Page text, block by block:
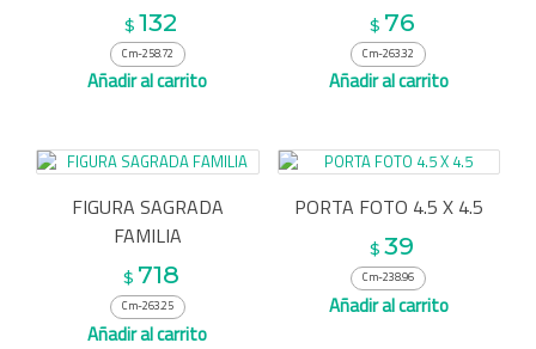
$ 132
Cm-258.72
Añadir al carrito
$ 76
Cm-263.32
Añadir al carrito
FIGURA SAGRADA
FAMILIA
$ 718
Cm-263.25
Añadir al carrito
PORTA FOTO 4.5 X 4.5
$ 39
Cm-238.96
Añadir al carrito